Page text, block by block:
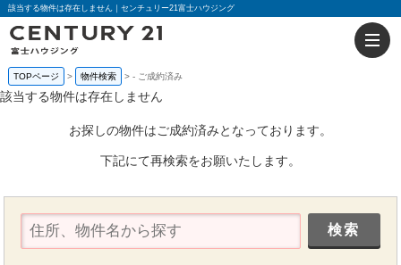
該当する物件は存在しません｜センチュリー21富士ハウジング
TOPページ 物件検索 - ご成約済み
該当する物件は存在しません
お探しの物件はご成約済みとなっております。
下記にて再検索をお願いたします。